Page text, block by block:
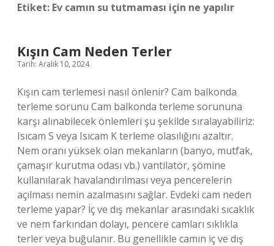
Etiket: Ev camın su tutmaması için ne yapılır
Kışın Cam Neden Terler
Tarih: Aralık 10, 2024
Kışın cam terlemesi nasıl önlenir? Cam balkonda
terleme sorunu Cam balkonda terleme sorununa
karşı alınabilecek önlemleri şu şekilde sıralayabiliriz:
Isıcam S veya Isıcam K terleme olasılığını azaltır.
Nem oranı yüksek olan mekanların (banyo, mutfak,
çamaşır kurutma odası vb.) vantilatör, şömine
kullanılarak havalandırılması veya pencerelerin
açılması nemin azalmasını sağlar. Evdeki cam neden
terleme yapar? İç ve dış mekanlar arasındaki sıcaklık
ve nem farkından dolayı, pencere camları sıklıkla
terler veya buğulanır. Bu genellikle camın iç ve dış